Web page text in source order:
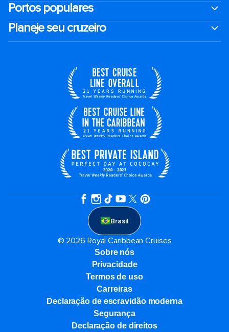
Portos populares
Planeje seu cruzeiro
Brasil
© 2026 Royal Caribbean Cruises
Sobre nós
Privacidade
Termos de uso
Carreiras
Declaração de escravidão moderna
Segurança
Declaração de direitos